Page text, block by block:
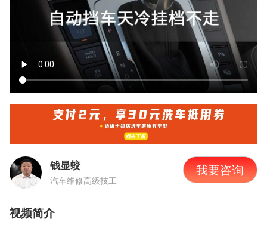
钱显蛟
汽车维修高级技工
我要咨询
视频简介